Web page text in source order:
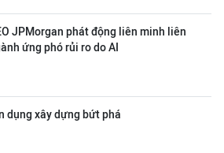
JPMorgan phát động liên minh liên
ứng phó rủi ro do AI
dụng xây dựng bứt phá